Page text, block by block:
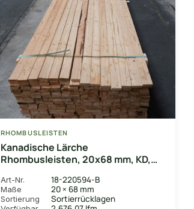
RHOMBUSLEISTEN
Kanadische Lärche
Rhombusleisten, 20x68 mm, KD,
gerundet
Art-Nr. 18-220594-B
Maße 20 × 68 mm
Sortierung Sortierrücklagen